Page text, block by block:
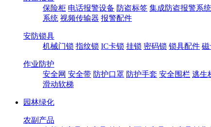
保险柜 电话报警设备 防盗标签 集成防盗报警系统
系统 视频传输器 报警配件
安防锁具
机械门锁 指纹锁 IC卡锁 挂锁 密码锁 锁具配件 磁
作业防护
安全网 安全带 防护口罩 防护手套 安全围栏 逃生
滑动软梯
园林绿化
农副产品